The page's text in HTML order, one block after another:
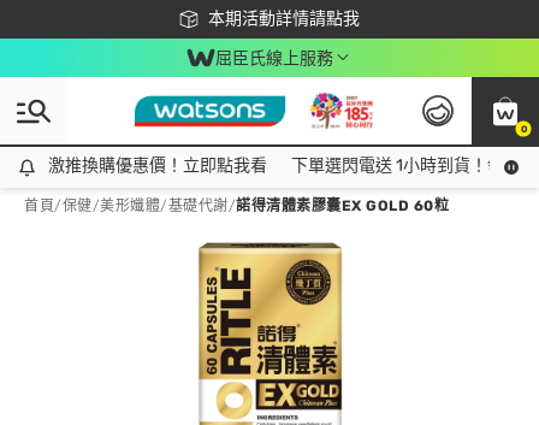
本期活動詳情請點我
下載app最高回饋$350
屈臣氏線上服務
0
激推換購優惠價！立即點我看
激推換購優惠價！立即點我看 下單選閃電送 1小時到貨！領神
首頁/保健/美形孅體/基礎代謝/諾得清體素膠囊EX GOLD 60粒